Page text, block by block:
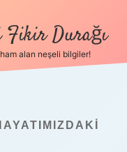
Fikir Durağı
alan neşeli bilgiler!